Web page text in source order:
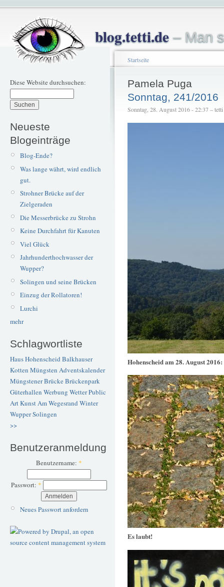
blog.tetti.de– Man
Diese Website durchsuchen:
Neueste
Blogeinträge
Blog-Ende?
Was lange währt, wird endlich
gut.
Strohner Brücke auf der
Zielgeraden
Die Messerbrücke zu Strohn
Keine Durchfahrt für Kanuten
Viel Glück
Jahrhunderthochwasser der
Wupper?
Solingen und seine Brücken
Einzug der Rollatoren!
Lurchi
mehr
Schlagwortliste
Haus Hohenscheid Balkhauser
Kotten Müngsten Adventskalender
Müngstener BrückeBrückenpark
Güterhallen Werbung WetterPublic
ArtKunstAm Wegesrand Winter
WupperSolingen
>>
Benutzeranmeldung
Benutzername: *
Passwort: *
Neues Passwort anfordern
Startseite
Pamela Puga
Sonntag, 241/2016
Sonntag, 28. August 2016 - 22:37 – tetti
Hohenscheid am 28. August 2016:
Es laubt!